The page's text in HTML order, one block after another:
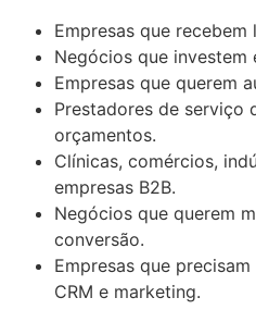
Empresas que
Negócios que investem
Empresas que querem
Prestadores de serviço
orçamentos.
Clínicas, comércios,
empresas B2B.
Negócios que querem
conversão.
Empresas que
CRM e marketing.